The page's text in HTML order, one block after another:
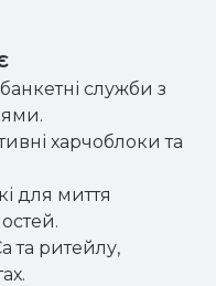
служби з
харчоблоки та
для миття
та ритейлу,